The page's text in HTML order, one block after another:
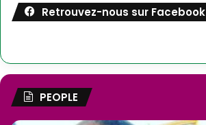
Retrouvez-nous sur Facebook
PEOPLE